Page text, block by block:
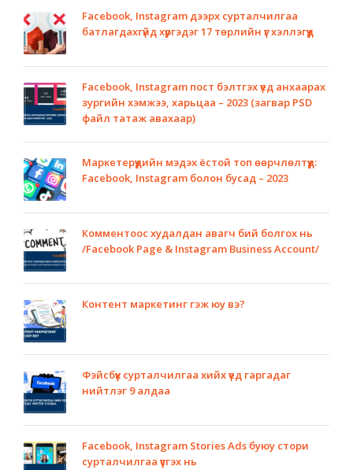
Facebook, Instagram дээрх сурталчилгаа
батлагдахгүйд хүргэдэг 17 төрлийн үг хэллэгүүд
Facebook, Instagram пост бэлтгэх үед анхаарах
зургийн хэмжээ, харьцаа – 2023 (загвар PSD
файл татаж авахаар)
Маркетерүүдийн мэдэх ёстой топ өөрчлөлтүүд:
Facebook, Instagram болон бусад – 2023
Комментоос худалдан авагч бий болгох нь
/Facebook Page & Instagram Business Account/
Контент маркетинг гэж юу вэ?
Фэйсбүүк сурталчилгаа хийх үед гаргадаг
нийтлэг 9 алдаа
Facebook, Instagram Stories Ads буюу стори
сурталчилгаа үүсгэх нь